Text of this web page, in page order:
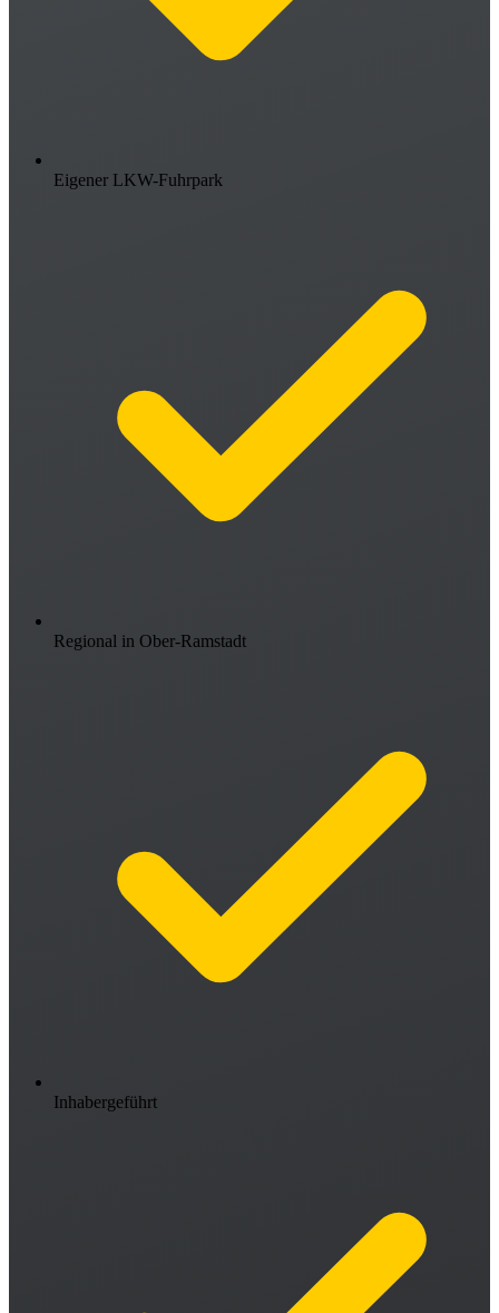
Eigener LKW-Fuhrpark
Regional in Ober-Ramstadt
Inhabergeführt